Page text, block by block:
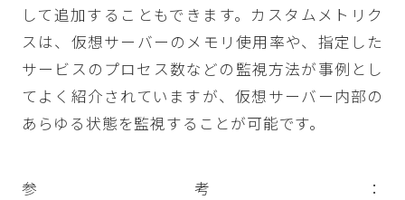
して追加することもできます。カスタムメトリク
スは、仮想サーバーのメモリ使用率や、指定した
サービスのプロセス数などの監視方法が事例とし
てよく紹介されていますが、仮想サーバー内部の
あらゆる状態を監視することが可能です。
参考：